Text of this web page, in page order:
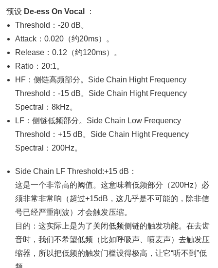
预设 De-ess On Vocal
：
Threshold：-20 dB。
Attack：0.020（约20ms）。
Release：0.12（约120ms）。
Ratio：20:1。
HF：侧链高频部分。Side Chain Hight Frequency
Threshold：-15 dB。Side Chain Hight Frequency
Spectral：8kHz。
LF：侧链低频部分。Side Chain Low Frequency
Threshold：+15 dB。Side Chain Hight Frequency
Spectral：200Hz。
Side Chain LF Threshold:+15 dB：
这是一个非常高的阈值。这意味着低频部分（200Hz）必
须非常非常响（超过+15dB，这几乎是不可能的，除非信
号已经严重削波）才会触发压缩。
目的：这实际上是为了关闭低频侧链的触发功能。在去齿
音时，我们不希望低频（比如呼吸声、喷麦声）去触发压
缩器，所以把低频的触发门槛设得极高，让它“听不到”低